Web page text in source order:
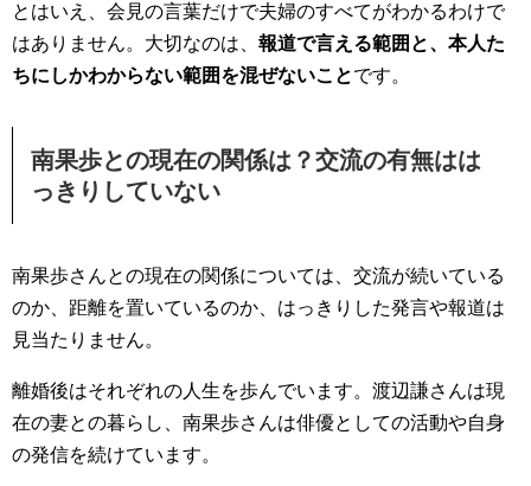
とはいえ、会見の言葉だけで夫婦のすべてがわかるわけで
はありません。大切なのは、 報道で言える範囲と、本人た
ちにしかわからない範囲を混ぜないことです。
南果歩との現在の関係は？交流の有無はは
っきりしていない
南果歩さんとの現在の関係については、交流が続いている
のか、距離を置いているのか、はっきりした発言や報道は
見当たりません。
離婚後はそれぞれの人生を歩んでいます。渡辺謙さんは現
在の妻との暮らし、南果歩さんは俳優としての活動や自身
の発信を続けています。